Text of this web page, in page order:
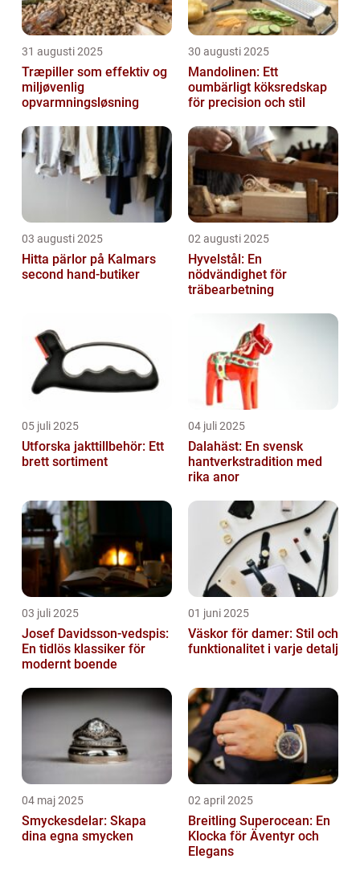
31 augusti 2025
Træpiller som effektiv og
miljøvenlig
opvarmningsløsning
30 augusti 2025
Mandolinen: Ett
oumbärligt köksredskap
för precision och stil
03 augusti 2025
Hitta pärlor på Kalmars
second hand-butiker
02 augusti 2025
Hyvelstål: En
nödvändighet för
träbearbetning
05 juli 2025
Utforska jakttillbehör: Ett
brett sortiment
04 juli 2025
Dalahäst: En svensk
hantverkstradition med
rika anor
03 juli 2025
Josef Davidsson-vedspis:
En tidlös klassiker för
modernt boende
01 juni 2025
Väskor för damer: Stil och
funktionalitet i varje detalj
04 maj 2025
Smyckesdelar: Skapa
dina egna smycken
02 april 2025
Breitling Superocean: En
Klocka för Äventyr och
Elegans